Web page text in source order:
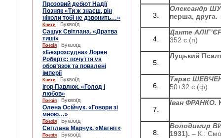
Прозовий дебют Надії
Позняк «Ти ж знаєш, він
ніколи тобі не дзвонить…»
Книги | Буквоїд
Сащук Світлана. «Дратва
тиші»
Поезія | Буквоїд
«Безрозсудна» Лорен
Робертс: почуття vs
обов’язок та повалені
імперії
Книги | Буквоїд
Ігор Павлюк. «Голод і
любов»
Поезія | Буквоїд
Олена Осійчук. «Говори зі
мною…»
Поезія | Буквоїд
Світлана Марчук. «Магніт»
Поезія | Буквоїд
Олександр
перша, друга.
Данте
352 с.(п)
Луцький
Тарас
50+32 с.(ф)
Іван ФРАНКО.
Володимир
1931). – К.: